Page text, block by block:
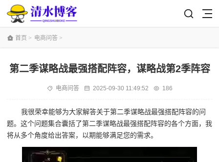
首页 > 电商问答 >
第二季谋略战最强搭配阵容，谋略战第2季阵容
电商问答 2025-09-30 11:49:52 186
我很荣幸能够为大家解答关于第二季谋略战最强搭配阵容的问
题。这个问题集合囊括了第二季谋略战最强搭配阵容的各个方面，我
将从多个角度给出答案，以期能够满足您的需求。